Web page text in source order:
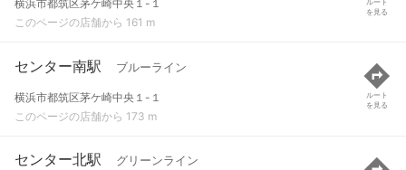
横浜市都筑区茅ケ崎中央１-１
このページの店舗から 161 m
を見る
センター南駅 ブルーライン
横浜市都筑区茅ケ崎中央１-１
このページの店舗から 173 m
ルート
を見る
センター北駅 グリーンライン